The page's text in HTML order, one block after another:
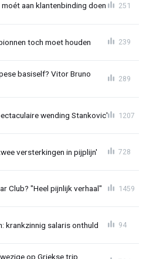
aan klantenbinding doen 251
toch moet houden 239
basiself? Vitor Bruno
289
wending Stankovic' 1207
versterkingen in pijplijn' 728
Club? "Heel pijnlijk verhaal" 1459
krankzinnig salaris onthuld 94
op Griekse trip